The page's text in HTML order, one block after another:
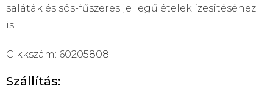
saláták és sós-fűszeres jellegű ételek ízesítéséhez
is.
Cikkszám: 60205808
Szállítás: